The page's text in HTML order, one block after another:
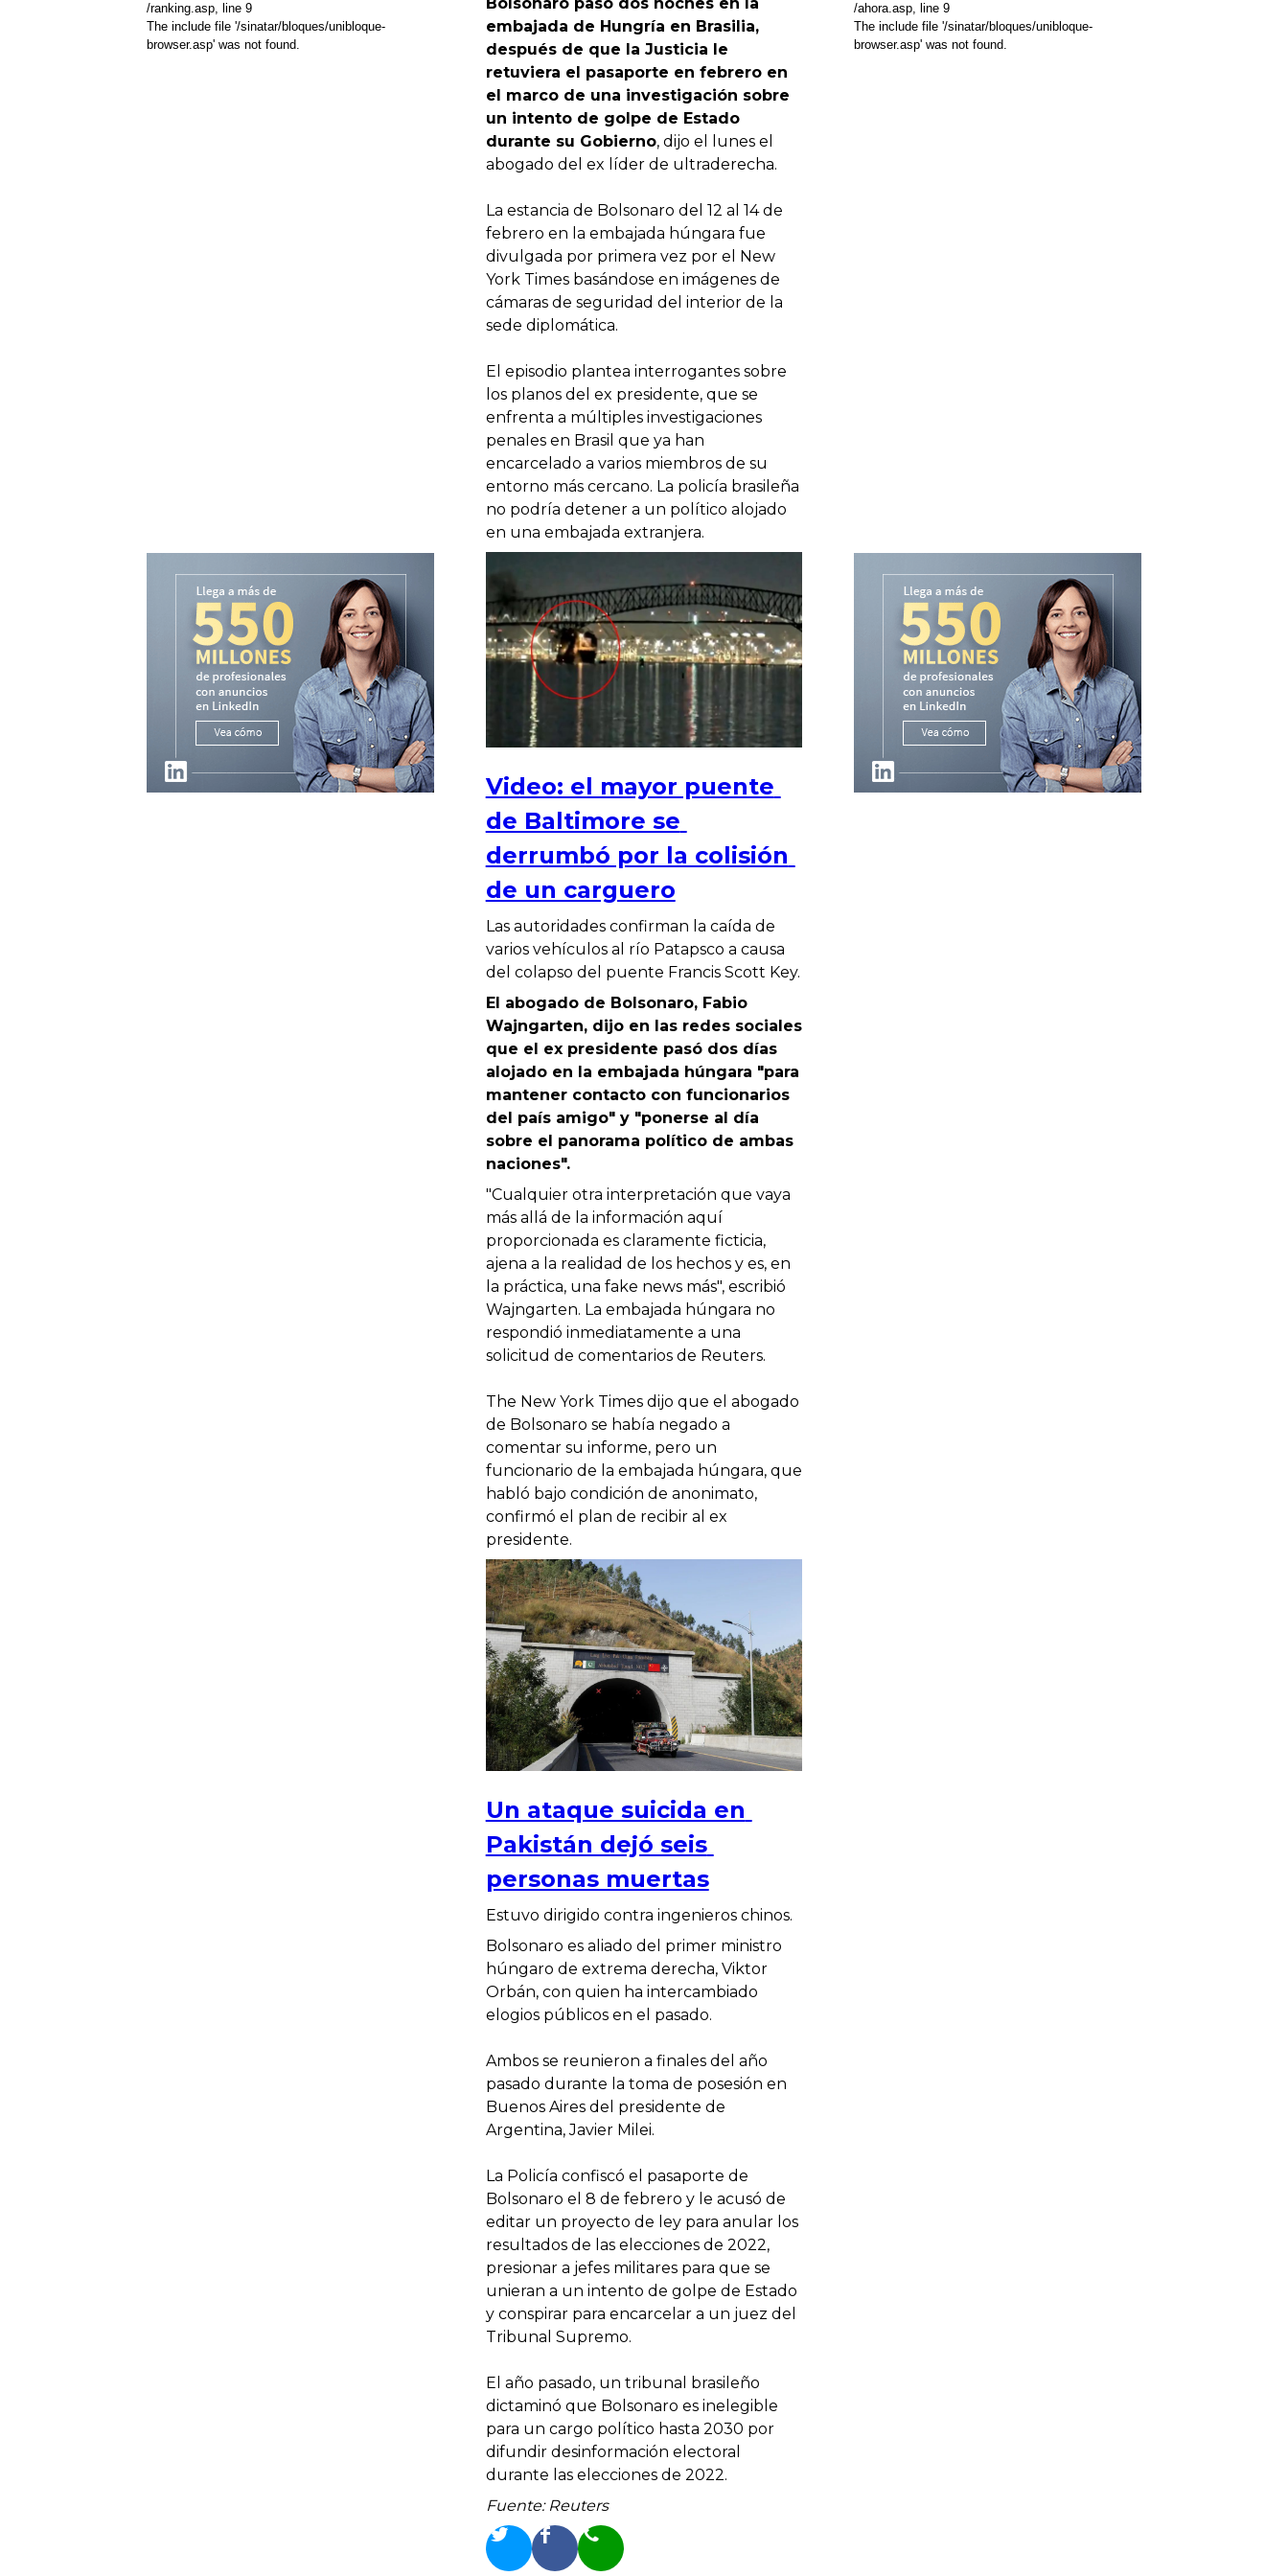
Bolsonaro pasó dos noches en la
embajada de Hungría en Brasilia,
después de que la Justicia le
retuviera el pasaporte en febrero en
el marco de una investigación sobre
un intento de golpe de Estado
durante su Gobierno, dijo el lunes el
abogado del ex líder de ultraderecha.
La estancia de Bolsonaro del 12 al 14 de
febrero en la embajada húngara fue
divulgada por primera vez por el New
York Times basándose en imágenes de
cámaras de seguridad del interior de la
sede diplomática.
El episodio plantea interrogantes sobre
los planos del ex presidente, que se
enfrenta a múltiples investigaciones
penales en Brasil que ya han
encarcelado a varios miembros de su
entorno más cercano. La policía brasileña
no podría detener a un político alojado
en una embajada extranjera.
Video: el mayor puente
de Baltimore se
derrumbó por la colisión
de un carguero
Las autoridades confirman la caí­da de
varios vehí­culos al rí­o Patapsco a causa
del colapso del puente Francis Scott Key.
El abogado de Bolsonaro, Fabio
Wajngarten, dijo en las redes sociales
que el ex presidente pasó dos días
alojado en la embajada húngara "para
mantener contacto con funcionarios
del país amigo" y "ponerse al día
sobre el panorama político de ambas
naciones".
"Cualquier otra interpretación que vaya
más allá de la información aquí
proporcionada es claramente ficticia,
ajena a la realidad de los hechos y es, en
la práctica, una fake news más", escribió
Wajngarten. La embajada húngara no
respondió inmediatamente a una
solicitud de comentarios de Reuters.
The New York Times dijo que el abogado
de Bolsonaro se había negado a
comentar su informe, pero un
funcionario de la embajada húngara, que
habló bajo condición de anonimato,
confirmó el plan de recibir al ex
presidente.
Un ataque suicida en
Pakistán dejó seis
personas muertas
Estuvo dirigido contra ingenieros chinos.
Bolsonaro es aliado del primer ministro
húngaro de extrema derecha, Viktor
Orbán, con quien ha intercambiado
elogios públicos en el pasado.
Ambos se reunieron a finales del año
pasado durante la toma de posesión en
Buenos Aires del presidente de
Argentina, Javier Milei.
La Policía confiscó el pasaporte de
Bolsonaro el 8 de febrero y le acusó de
editar un proyecto de ley para anular los
resultados de las elecciones de 2022,
presionar a jefes militares para que se
unieran a un intento de golpe de Estado
y conspirar para encarcelar a un juez del
Tribunal Supremo.
El año pasado, un tribunal brasileño
dictaminó que Bolsonaro es inelegible
para un cargo político hasta 2030 por
difundir desinformación electoral
durante las elecciones de 2022.
Fuente: Reuters
/ranking.asp, line 9
The include file '/sinatar/bloques/unibloque-
browser.asp' was not found.
/ahora.asp, line 9
The include file '/sinatar/bloques/unibloque-
browser.asp' was not found.